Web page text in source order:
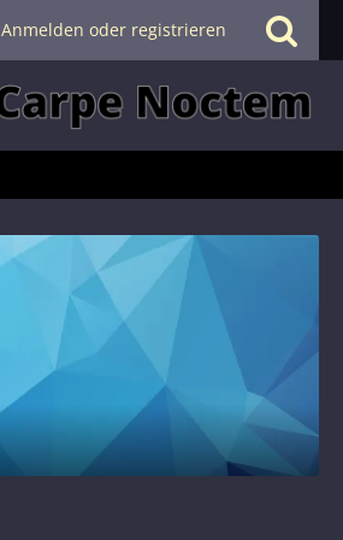
Anmelden oder registrieren